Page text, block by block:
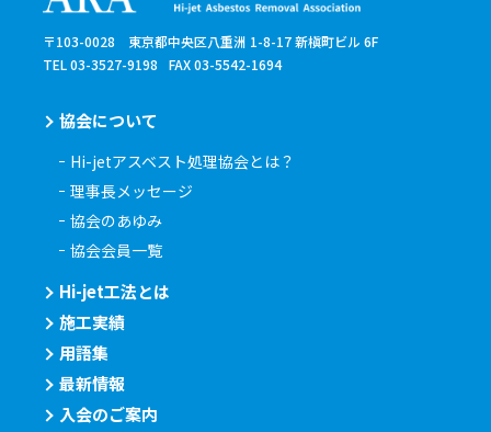
〒103-0028 東京都中央区八重洲 1-8-17 新槇町ビル 6F
TEL 03-3527-9198
FAX 03-5542-1694
協会について
Hi-jetアスベスト処理協会とは？
理事長メッセージ
協会のあゆみ
協会会員一覧
Hi-jet工法とは
施工実績
用語集
最新情報
入会のご案内